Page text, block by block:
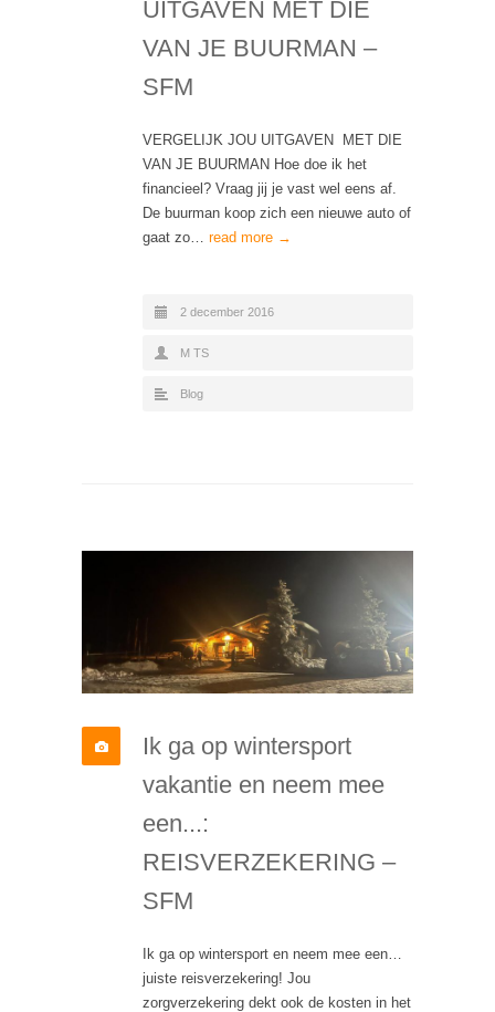
UITGAVEN MET DIE
VAN JE BUURMAN –
SFM
VERGELIJK JOU UITGAVEN MET DIE
VAN JE BUURMAN Hoe doe ik het
financieel? Vraag jij je vast wel eens af.
De buurman koop zich een nieuwe auto of
gaat zo… read more →
2 december 2016
M TS
Blog
Ik ga op wintersport
vakantie en neem mee
een...:
REISVERZEKERING –
SFM
Ik ga op wintersport en neem mee een…
juiste reisverzekering! Jou
zorgverzekering dekt ook de kosten in het